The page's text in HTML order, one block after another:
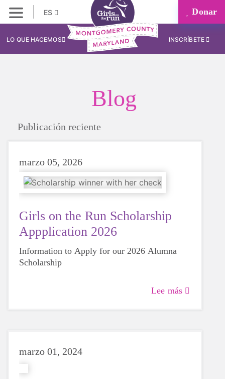
ES Donar
LO QUE HACEMOS INSCRÍBETE
Blog
Publicación reciente
marzo 05, 2026
Girls on the Run Scholarship
Appplication 2026
Information to Apply for our 2026 Alumna
Scholarship
Lee más
marzo 01, 2024